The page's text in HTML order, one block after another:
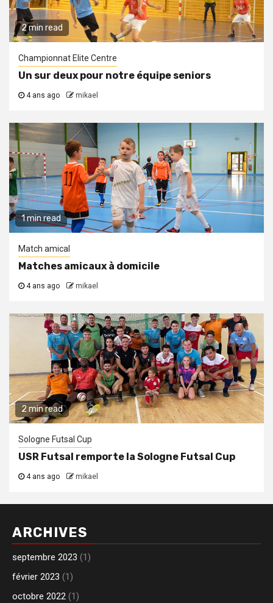
2 min read
Championnat Elite Centre
Un sur deux pour notre équipe seniors
4 ans ago mikael
1 min read
Match amical
Matches amicaux à domicile
4 ans ago mikael
2 min read
Sologne Futsal Cup
USR Futsal remporte la Sologne Futsal Cup
4 ans ago mikael
ARCHIVES
septembre 2023 (1)
février 2023 (1)
octobre 2022 (1)